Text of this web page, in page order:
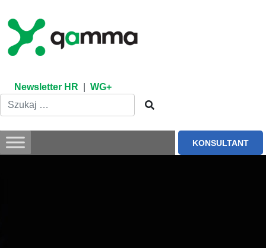
content
Newsletter HR WG+
KONSULTANT